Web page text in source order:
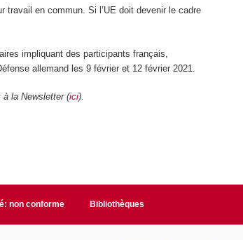
travail en commun. Si l’UE doit devenir le cadre
impliquant des participants français,
allemand les 9 février et 12 février 2021.
à la Newsletter (ici).
non conforme Bibliothèques